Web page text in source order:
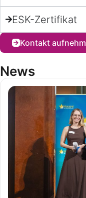
ESK-Zertifikat
Kontakt
News